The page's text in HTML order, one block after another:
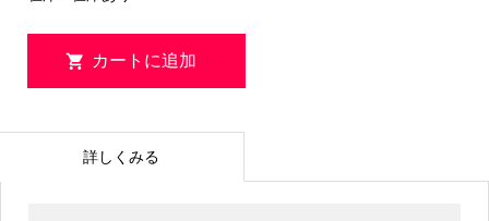
詳しくみる